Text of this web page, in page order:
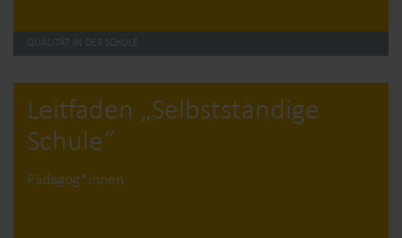
QUALITÄT IN DER SCHULE
Leitfaden „Selbstständige
Schule“
Pädagog*innen